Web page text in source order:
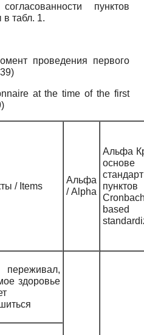
пунктов
табл. 1.
проведения первого
at the time of the first
/ Items
Альфа
/ Alpha
Альфа
основе
здоровье